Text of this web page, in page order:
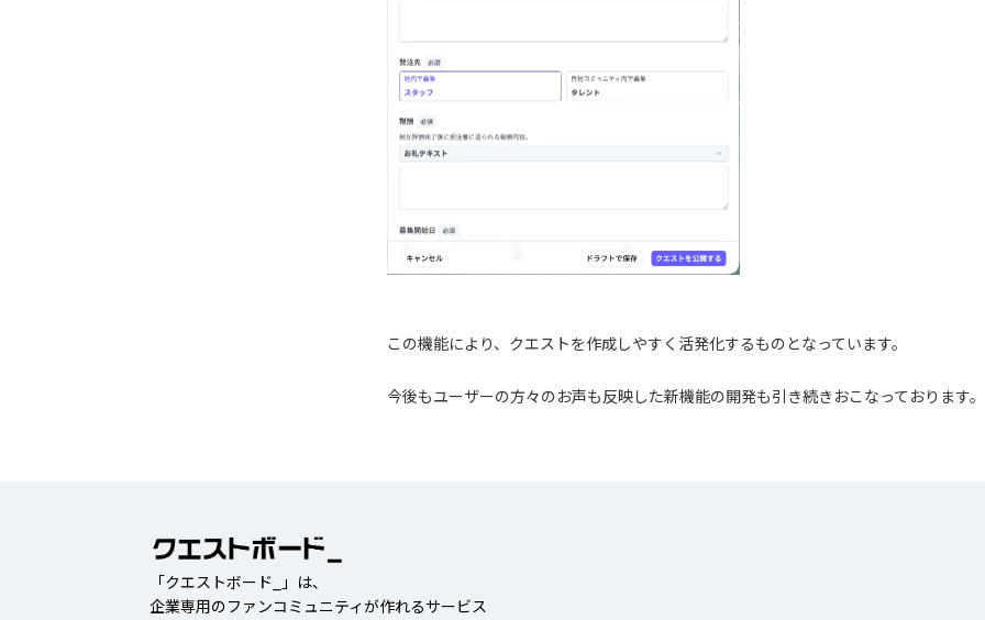
この機能により、クエストを作成しやすく活発化するものとなっています。
今後もユーザーの方々のお声も反映した新機能の開発も引き続きおこなっております。
「クエストボード_」は、
企業専用のファンコミュニティが作れるサービス